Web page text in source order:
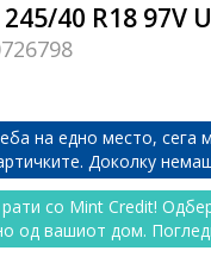
40 R18 97V
на едно место, сега
Доколку
рати со Mint Credit!
од вашиот дом.